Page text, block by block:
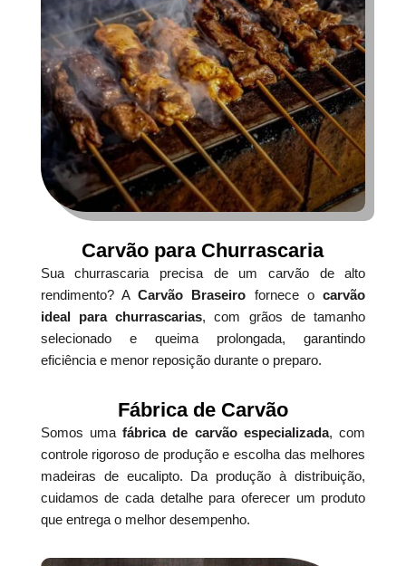
Carvão para Churrascaria
Sua churrascaria precisa de um carvão de alto
rendimento? ACarvão Braseiro fornece ocarvão
ideal para churrascarias, com grãos de tamanho
selecionado e queima prolongada, garantindo
eficiência e menor reposição durante o preparo.
Fábrica de Carvão
Somos umafábrica de carvão especializada, com
controle rigoroso de produção e escolha das melhores
madeiras de eucalipto. Da produção à distribuição,
cuidamos de cada detalhe para oferecer um produto
que entrega o melhor desempenho.